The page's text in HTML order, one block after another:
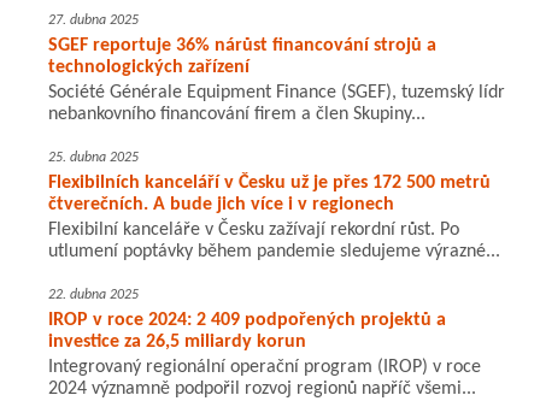
27. dubna 2025
SGEF reportuje 36% nárůst financování strojů a
technologických zařízení
Société Générale Equipment Finance (SGEF), tuzemský lídr
nebankovního financování firem a člen Skupiny...
25. dubna 2025
Flexibilních kanceláří v Česku už je přes 172 500 metrů
čtverečních. A bude jich více i v regionech
Flexibilní kanceláře v Česku zažívají rekordní růst. Po
utlumení poptávky během pandemie sledujeme výrazné...
22. dubna 2025
IROP v roce 2024: 2 409 podpořených projektů a
investice za 26,5 miliardy korun
Integrovaný regionální operační program (IROP) v roce
2024 významně podpořil rozvoj regionů napříč všemi...